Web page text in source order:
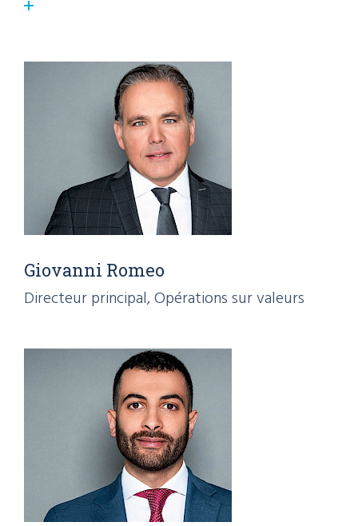
Giovanni Romeo
Directeur principal, Opérations sur valeurs